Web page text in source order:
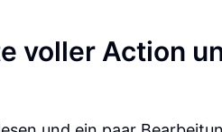
voller Action